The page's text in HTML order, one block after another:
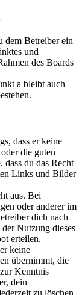
dem Betreiber ein
und
des Boards
a bleibt auch
dass er keine
die guten
dass du das Recht
Links und Bilder
aus. Bei
oder anderer im
dich nach
Nutzung dieses
erteilen.
keine
übernimmt, die
Kenntnis
dein
zu löschen